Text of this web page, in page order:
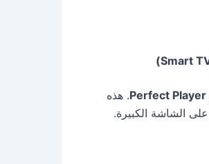
Perfect Player. هذه